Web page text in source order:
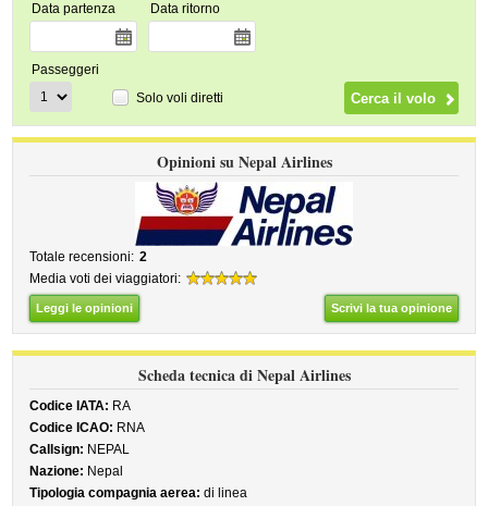
Data partenza Data ritorno
Passeggeri
Solo voli diretti
Opinioni su Nepal Airlines
Totale recensioni: 2
Media voti dei viaggiatori:
Leggi le opinioni Scrivi la tua opinione
Scheda tecnica di Nepal Airlines
Codice IATA: RA
Codice ICAO: RNA
Callsign: NEPAL
Nazione: Nepal
Tipologia compagnia aerea: di linea